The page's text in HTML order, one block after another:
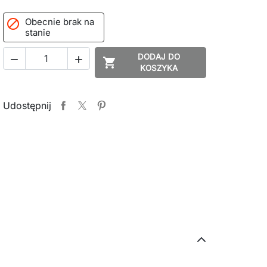
 Obecnie brak na
stanie
  
DODAJ DO
KOSZYKA
Udostępnij